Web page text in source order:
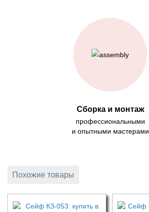
Сборка и монтаж
профессиональными
и опытными мастерами
Похожие товары